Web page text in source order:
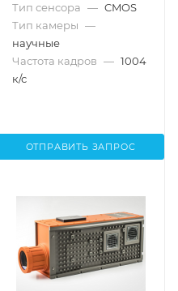
Тип сенсора — CMOS
Тип камеры —
научные
Частота кадров — 1004
к/с
ОТПРАВИТЬ ЗАПРОС